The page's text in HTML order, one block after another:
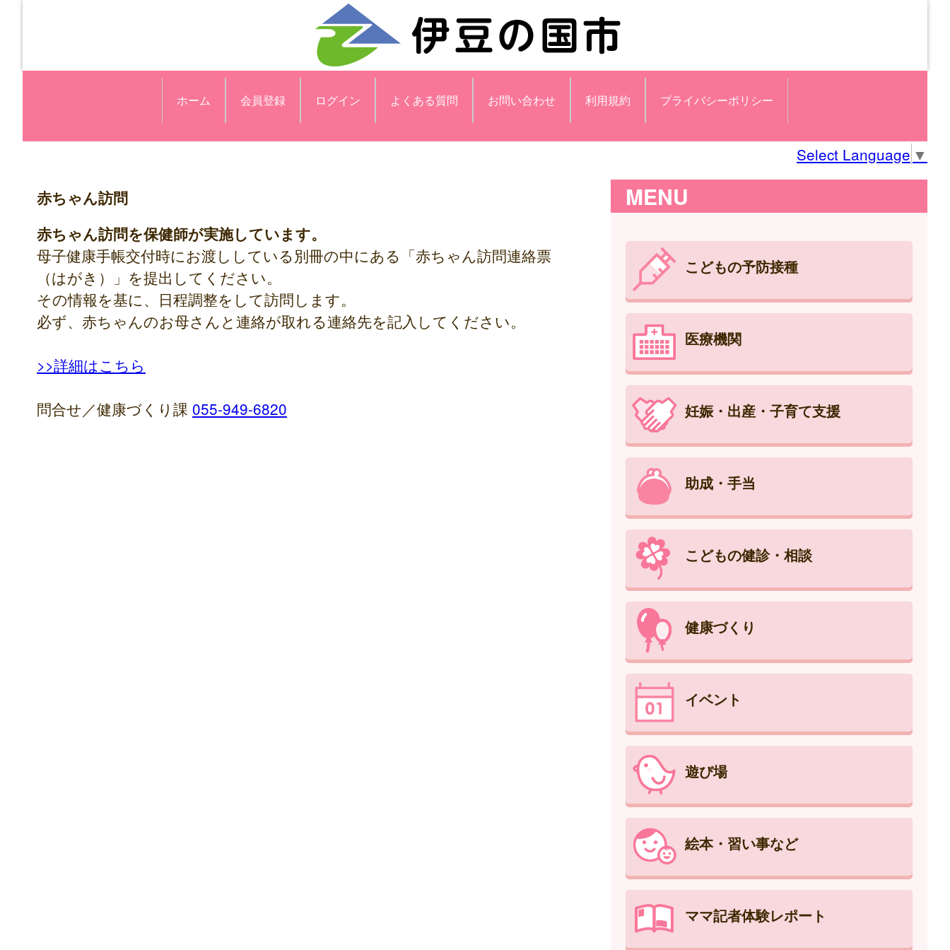
ホーム 会員登録 ログイン よくある質問 お問い合わせ 利用規約 プライバシーポリシー
Select Language ▼
赤ちゃん訪問
赤ちゃん訪問を保健師が実施しています。
母子健康手帳交付時にお渡ししている別冊の中にある「赤ちゃん訪問連絡票
（はがき）」を提出してください。
その情報を基に、日程調整をして訪問します。
必ず、赤ちゃんのお母さんと連絡が取れる連絡先を記入してください。
>>詳細はこちら
問合せ／健康づくり課 055-949-6820
MENU
こどもの予防接種
医療機関
妊娠・出産・子育て支援
助成・手当
こどもの健診・相談
健康づくり
イベント
遊び場
絵本・習い事など
ママ記者体験レポート